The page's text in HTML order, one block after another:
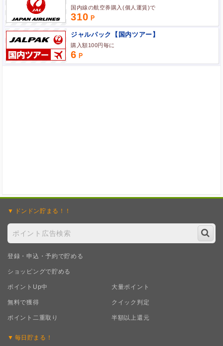
国内線の航空券購入(個人運賃)で
310
ジャルパック【国内ツアー】
購入額100円毎に
6
ドンドン貯まる！！
登録・申込・予約で貯める
ショッピングで貯める
ポイントUp中 大量ポイント
無料で獲得 クイック判定
ポイント二重取り 半額以上還元
毎日 貯まる！